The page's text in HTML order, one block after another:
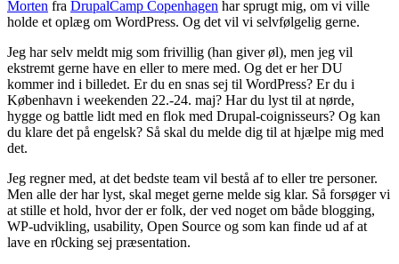
Morten fra DrupalCamp Copenhagen har sprugt mig, om vi ville
holde et oplæg om WordPress. Og det vil vi selvfølgelig gerne.
Jeg har selv meldt mig som frivillig (han giver øl), men jeg vil
ekstremt gerne have en eller to mere med. Og det er her DU
kommer ind i billedet. Er du en snas sej til WordPress? Er du i
København i weekenden 22.-24. maj? Har du lyst til at nørde,
hygge og battle lidt med en flok med Drupal-coignisseurs? Og kan
du klare det på engelsk? Så skal du melde dig til at hjælpe mig med
det.
Jeg regner med, at det bedste team vil bestå af to eller tre personer.
Men alle der har lyst, skal meget gerne melde sig klar. Så forsøger vi
at stille et hold, hvor der er folk, der ved noget om både blogging,
WP-udvikling, usability, Open Source og som kan finde ud af at
lave en r0cking sej præsentation.